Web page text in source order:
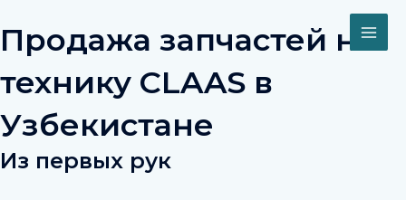
к
содержимому
Продажа запчастей на
технику CLAAS в
Узбекистане
Из первых рук